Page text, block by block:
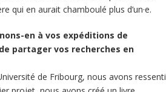
qui en aurait chamboulé plus d’un·e.
en à vos expéditions de
partager vos recherches en
de Fribourg, nous avons ressenti